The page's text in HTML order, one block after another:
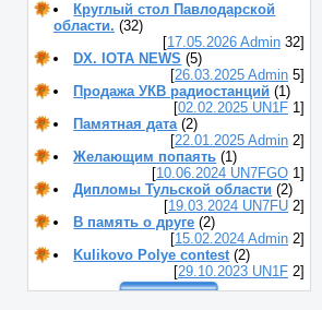
Круглый стол Павлодарской
области. (32)
[17.05.2026 Admin 32]
DX. IOTA NEWS (5)
[26.03.2025 Admin 5]
Продажа УКВ радиостанций (1)
[02.02.2025 UN1F 1]
Памятная дата (2)
[22.01.2025 Admin 2]
Желающим попаять (1)
[10.06.2024 UN7FGO 1]
Дипломы Тульской области (2)
[19.03.2024 UN7FU 2]
В память о друге (2)
[15.02.2024 Admin 2]
Kulikovo Polye contest (2)
[29.10.2023 UN1F 2]